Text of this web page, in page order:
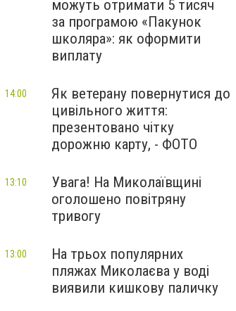
можуть отримати 5 тисяч
за програмою «Пакунок
школяра»: як оформити
виплату
Як ветерану повернутися до
цивільного життя:
презентовано чітку
дорожню карту, - ФОТО
14:00
Увага! На Миколаївщині
оголошено повітряну
тривогу
13:10
На трьох популярних
пляжах Миколаєва у воді
виявили кишкову паличку
13:00